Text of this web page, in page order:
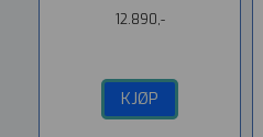
12.890,-
KJØP